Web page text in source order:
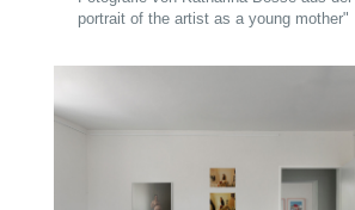
portrait of the artist as a young mother"